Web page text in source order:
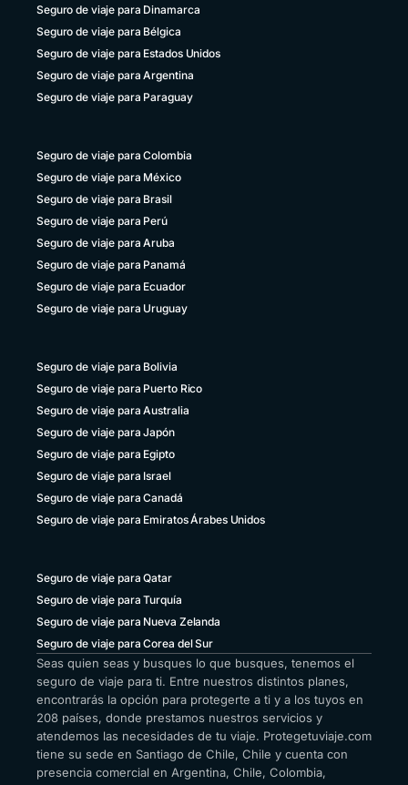
Seguro de viaje para Dinamarca
Seguro de viaje para Bélgica
Seguro de viaje para Estados Unidos
Seguro de viaje para Argentina
Seguro de viaje para Paraguay
Seguro de viaje para Colombia
Seguro de viaje para México
Seguro de viaje para Brasil
Seguro de viaje para Perú
Seguro de viaje para Aruba
Seguro de viaje para Panamá
Seguro de viaje para Ecuador
Seguro de viaje para Uruguay
Seguro de viaje para Bolivia
Seguro de viaje para Puerto Rico
Seguro de viaje para Australia
Seguro de viaje para Japón
Seguro de viaje para Egipto
Seguro de viaje para Israel
Seguro de viaje para Canadá
Seguro de viaje para Emiratos Árabes Unidos
Seguro de viaje para Qatar
Seguro de viaje para Turquía
Seguro de viaje para Nueva Zelanda
Seguro de viaje para Corea del Sur
Seas quien seas y busques lo que busques, tenemos el
seguro de viaje para ti. Entre nuestros distintos planes,
encontrarás la opción para protegerte a ti y a los tuyos en
208 países, donde prestamos nuestros servicios y
atendemos las necesidades de tu viaje. Protegetuviaje.com
tiene su sede en Santiago de Chile, Chile y cuenta con
presencia comercial en Argentina, Chile, Colombia,